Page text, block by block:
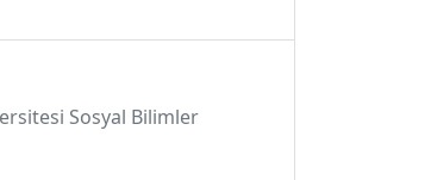
Sosyal Bilimler